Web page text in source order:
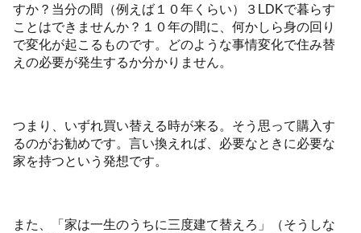
すか？当分の間（例えば１０年くらい）３LDKで暮らす
ことはできませんか？１０年の間に、何かしら身の回り
で変化が起こるものです。どのような事情変化で住み替
えの必要が発生するか分かりません。
つまり、いずれ買い替える時が来る。そう思って購入す
るのがお勧めです。言い換えれば、必要なときに必要な
家を持つという発想です。
また、「家は一生のうちに三度建て替えろ」（そうしな